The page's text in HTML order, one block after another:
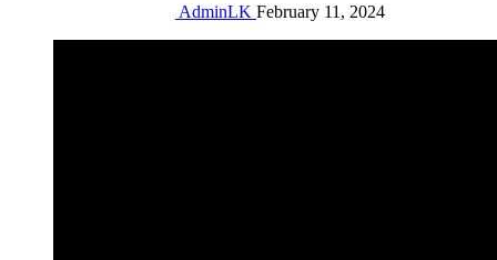
AdminLK February 11, 2024